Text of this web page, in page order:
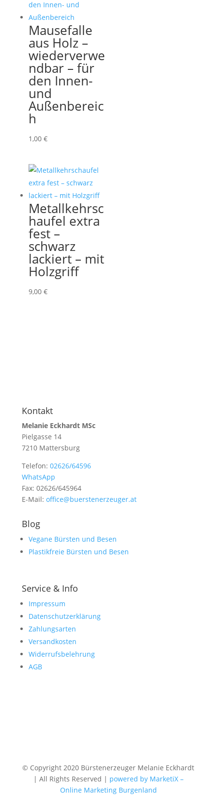
Mausefalle
aus Holz –
wiederverwe
ndbar – für
den Innen-
und
Außenbereic
h
1,00 €
Metallkehrsc
haufel extra
fest –
schwarz
lackiert – mit
Holzgriff
9,00 €
Kontakt
Melanie Eckhardt MSc
Pielgasse 14
7210 Mattersburg
Telefon: 02626/64596
WhatsApp
Fax: 02626/645964
E-Mail: office@buerstenerzeuger.at
Blog
Vegane Bürsten und Besen
Plastikfreie Bürsten und Besen
Service & Info
Impressum
Datenschutzerklärung
Zahlungsarten
Versandkosten
Widerrufsbelehrung
AGB
© Copyright 2020 Bürstenerzeuger Melanie Eckhardt
| All Rights Reserved | powered by MarketiX –
Online Marketing Burgenland